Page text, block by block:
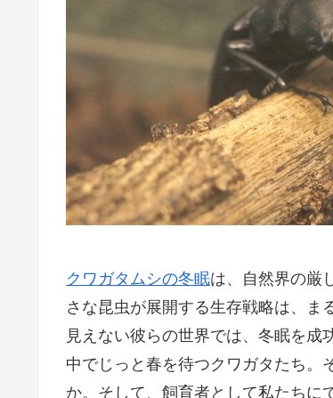
クワガタムシの冬眠は、自然界の厳
さな昆虫が展開する生存戦略は、ま
見えない彼らの世界では、冬眠を
中でじっと春を待つクワガタたち。
か。そして、飼育者として私たちに